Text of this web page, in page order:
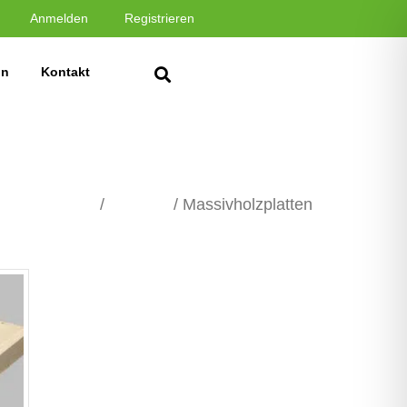
Anmelden Registrieren
Kontakt
/ / Massivholzplatten